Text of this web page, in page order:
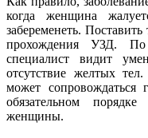
когда женщина
забеременеть.
прохождения УЗД. По
специалист видит
отсутствие желтых
может сопровождаться
обязательном
женщины.